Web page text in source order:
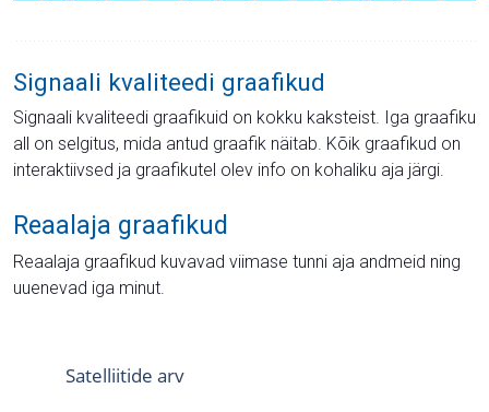
Signaali kvaliteedi graafikud
Signaali kvaliteedi graafikuid on kokku kaksteist. Iga graafiku
all on selgitus, mida antud graafik näitab. Kõik graafikud on
interaktiivsed ja graafikutel olev info on kohaliku aja järgi.
Reaalaja graafikud
Reaalaja graafikud kuvavad viimase tunni aja andmeid ning
uuenevad iga minut.